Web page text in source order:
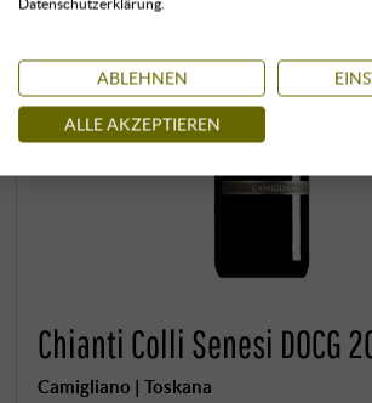
Chianti Colli Senesi DOCG
Camigliano | Toskana
Datenschutzerklärung.
ABLEHNEN
ALLE AKZEPTIEREN